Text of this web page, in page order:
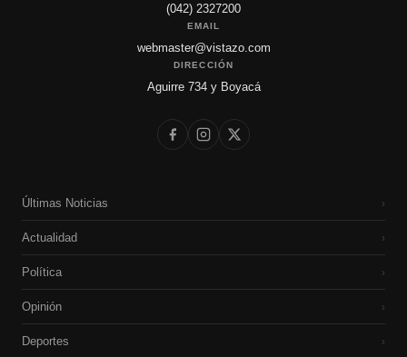
(042) 2327200
EMAIL
webmaster@vistazo.com
DIRECCIÓN
Aguirre 734 y Boyacá
Últimas Noticias ›
Actualidad ›
Política ›
Opinión ›
Deportes ›